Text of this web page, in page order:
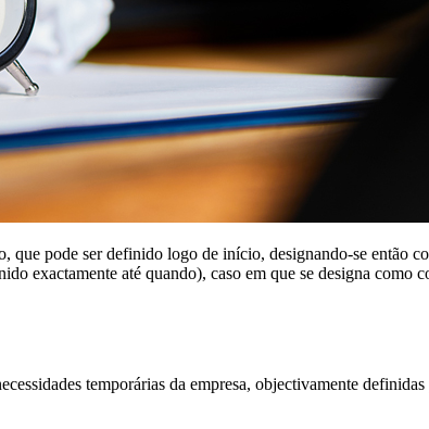
que pode ser definido logo de início, designando-se então
exactamente até quando), caso em que se designa como
temporárias da empresa, objectivamente